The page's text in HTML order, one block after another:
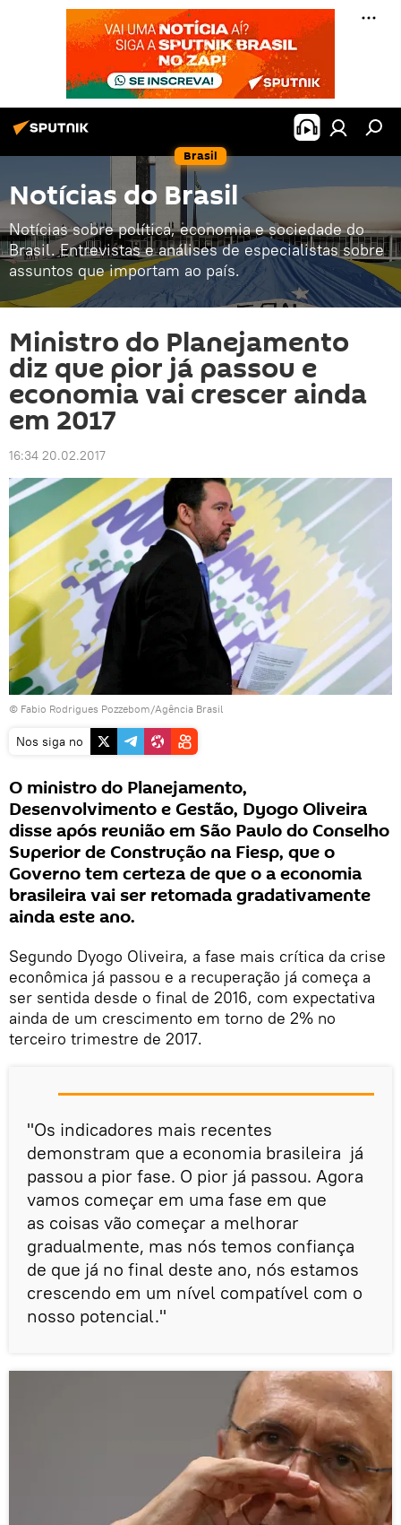
Brasil
Notícias do Brasil
Notícias sobre política, economia e sociedade do
Brasil. Entrevistas e análises de especialistas sobre
assuntos que importam ao país.
Ministro do Planejamento
diz que pior já passou e
economia vai crescer ainda
em 2017
16:34 20.02.2017
© Fabio Rodrigues Pozzebom/Agência Brasil
Nos siga no
O ministro do Planejamento,
Desenvolvimento e Gestão, Dyogo Oliveira
disse após reunião em São Paulo do Conselho
Superior de Construção na Fiesp, que o
Governo tem certeza de que o a economia
brasileira vai ser retomada gradativamente
ainda este ano.
Segundo Dyogo Oliveira, a fase mais crítica da crise
econômica já passou e a recuperação já começa a
ser sentida desde o final de 2016, com expectativa
ainda de um crescimento em torno de 2% no
terceiro trimestre de 2017.
"Os indicadores mais recentes
demonstram que a economia brasileira já
passou a pior fase. O pior já passou. Agora
vamos começar em uma fase em que
as coisas vão começar a melhorar
gradualmente, mas nós temos confiança
de que já no final deste ano, nós estamos
crescendo em um nível compatível com o
nosso potencial."